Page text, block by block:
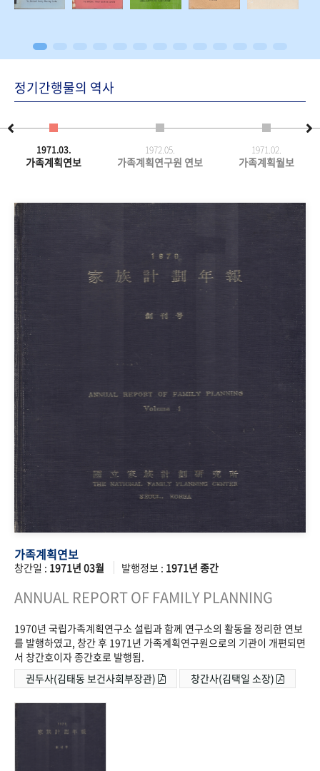
정기간행물의 역사
1971.03.
가족계획연보
1972.05.
가족계획연구원 연보
1971.02.
가족계획월보
가족계획연보
창간일 : 1971년 03월 발행정보 : 1971년 종간
ANNUAL REPORT OF FAMILY PLANNING
1970년 국립가족계획연구소 설립과 함께 연구소의 활동을 정리한 연보
를 발행하였고, 창간 후 1971년 가족계획연구원으로의 기관이 개편되면
서 창간호이자 종간호로 발행됨.
권두사(김태동 보건사회부장관)
창간사(김택일 소장)